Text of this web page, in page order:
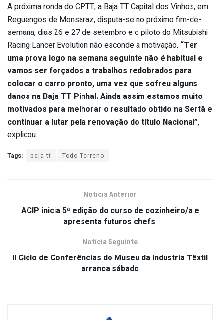
A próxima ronda do CPTT, a Baja TT Capital dos Vinhos, em
Reguengos de Monsaraz, disputa-se no próximo fim-de-
semana, dias 26 e 27 de setembro e o piloto do Mitsubishi
Racing Lancer Evolution não esconde a motivação. “Ter
uma prova logo na semana seguinte não é habitual e
vamos ser forçados a trabalhos redobrados para
colocar o carro pronto, uma vez que sofreu alguns
danos na Baja TT Pinhal. Ainda assim estamos muito
motivados para melhorar o resultado obtido na Sertã e
continuar a lutar pela renovação do título Nacional”,
explicou.
Tags: baja tt Todo Terreno
Notícia Anterior
ACIP inicia 5ª edição do curso de cozinheiro/a e
apresenta futuros chefs
Notícia Seguinte
II Ciclo de Conferências do Museu da Industria Têxtil
arranca sábado